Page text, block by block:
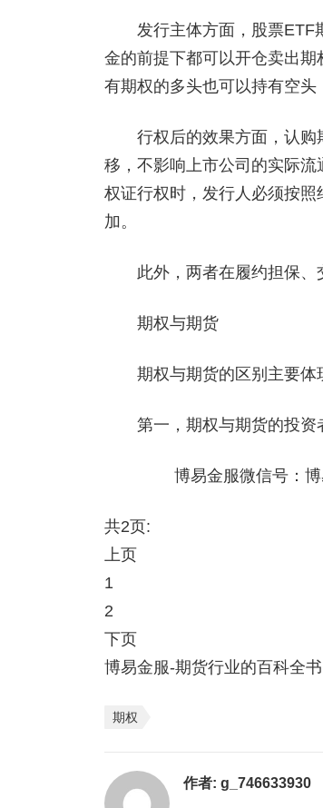
发行主体方面，股票ETF期
金的前提下都可以开仓卖出
有期权的多头也可以持有空头
行权后的效果方面，认购
移，不影响上市公司的实际
权证行权时，发行人必须按
加。
此外，两者在履约担保、交
期权与期货
期权与期货的区别主要体
第一，期权与期货的投资
博易金服微信号：博
共2页:
上页
1
2
下页
博易金服-期货行业的百科全书
期权
作者: g_746633930